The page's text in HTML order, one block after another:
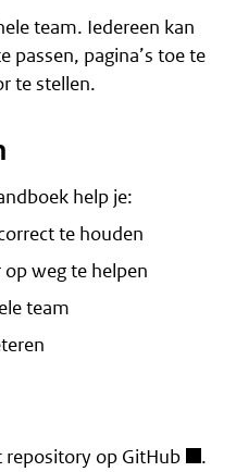
team. Iedereen kan
passen, pagina’s toe te
te stellen.
help je:
te houden
weg te helpen
team
repository op GitHub
.